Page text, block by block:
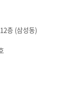
층 (삼성동)